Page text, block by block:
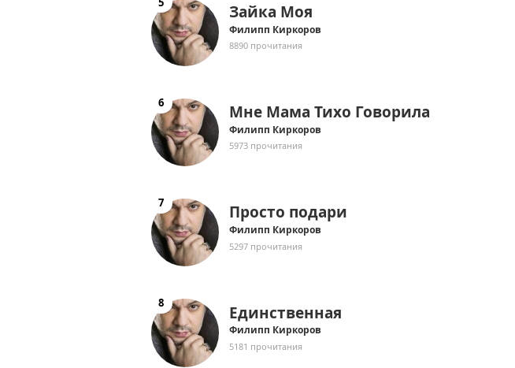
Зайка Моя
Филипп Киркоров
8890 прочитания
Мне Мама Тихо Говорила
Филипп Киркоров
5973 прочитания
Просто подари
Филипп Киркоров
5297 прочитания
Единственная
Филипп Киркоров
5181 прочитания